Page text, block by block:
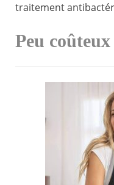
traitement
Peu coûteux